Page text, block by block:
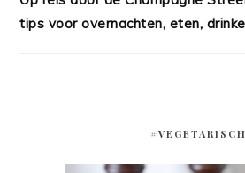
tips voor overnachten, eten,
#VEGETARISCH